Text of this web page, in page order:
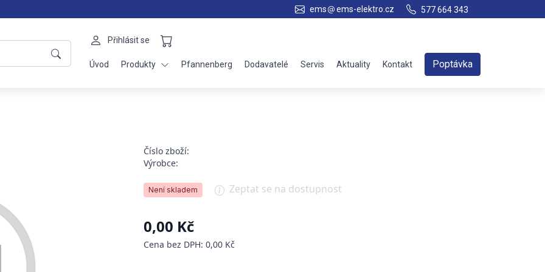
ems ems-elektro.cz 577 664 343
Přihlásit se
Úvod Produkty Pfannenberg Dodavatelé Servis Aktuality Kontakt Poptávka
Číslo zboží:
Výrobce:
Není skladem Zeptat se na dostupnost
0,00 Kč
Cena bez DPH: 0,00 Kč